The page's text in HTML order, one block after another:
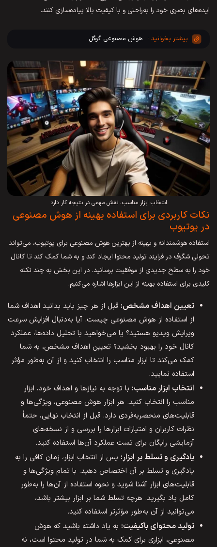
ایده‌های بصری خود را به‌راحتی و با کیفیت بالا پیاده‌سازی کنند.
هوش مصنوعی گوگل
انتخاب ابزار مناسب، نقش مهمی در نتیجه کار دارد
نکات کاربردی برای استفاده بهینه از هوش مصنوعی
در یوتیوب
استفاده هوشمندانه و بهینه از بهترین هوش مصنوعی برای یوتیوب، می‌تواند
تحولی شگرف در فرایند تولید محتوا ایجاد کند و به شما کمک کند تا کانال
خود را به سطح جدیدی از موفقیت برسانید. در این بخش به چند نکته
کلیدی برای استفاده بهینه از این ابزارها اشاره می‌کنیم.
تعیین اهداف مشخص: قبل از هر چیز باید بدانید اهداف شما
از استفاده از هوش مصنوعی چیست. آیا به‌دنبال افزایش سرعت
ویرایش ویدیو هستید؟ یا می‌خواهید با تحلیل داده‌ها، عملکرد
کانال خود را بهبود بخشید؟ تعیین اهداف مشخص، به شما
کمک می‌کند تا ابزار مناسب را انتخاب کنید و از آن به‌طور مؤثر
استفاده نمایید.
انتخاب ابزار مناسب: با توجه به نیازها و اهداف خود، ابزار
مناسب را انتخاب کنید. هر ابزار هوش مصنوعی، ویژگی‌ها و
قابلیت‌های منحصربه‌فردی دارد. قبل از انتخاب نهایی، حتماً
نظرات کاربران و امتیازات ابزارها را بررسی و از نسخه‌های
آزمایشی رایگان برای تست عملکرد آن‌ها استفاده کنید.
یادگیری و تسلط بر ابزار: پس از انتخاب ابزار، زمان کافی را به
یادگیری و تسلط بر آن اختصاص دهید. با تمام ویژگی‌ها و
قابلیت‌های ابزار آشنا شوید و نحوه استفاده از آن‌ها را به‌طور
کامل یاد بگیرید. هرچه تسلط شما بر ابزار بیشتر باشد،
می‌توانید از آن به‌طور مؤثرتر استفاده کنید.
تولید محتوای باکیفیت: به یاد داشته باشید که هوش
مصنوعی، ابزاری برای کمک به شما در تولید محتوا است، نه